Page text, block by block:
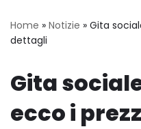
Home » Notizie » Gita
dettagli
Gita
ecco i